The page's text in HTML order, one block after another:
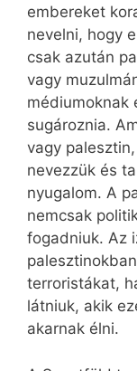
embereket
nevelni, hogy
csak azután
vagy
médiumoknak
sugároznia.
vagy
nevezzük és
nyugalom. A
nemcsak
fogadniuk. Az
terroristákat,
látniuk, akik
akarnak élni.